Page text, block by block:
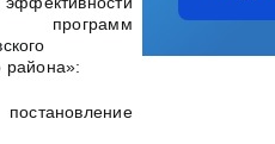
программ
района»: